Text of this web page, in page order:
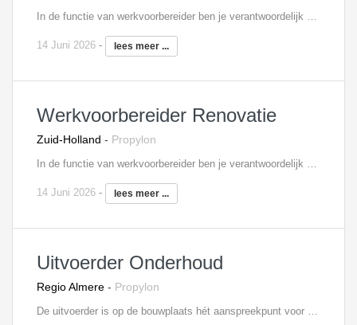
In de functie van werkvoorbereider ben je verantwoordelijk voor de voorbereiding van de aan jou toegewezen projecten. Je coördineert en controleert daarbij tekeningen van de architect, constructeur, leveranciers en onderaannemers. Daarnaast neem je deel aan bouwvergaderingen en werkbesprekingen. In je dagelijks werk, heb je nauw contact met de inkoop en uitvoering, om zo de gestelde doelen te halen. Tevens draag je zorg voor de complete voorbereiding van het project en bewaak je de kosten.
14 Juni 2026 - lees meer ...
Werkvoorbereider Renovatie
Zuid-Holland - Propylon
14 Juni 2026 - lees meer ...
Uitvoerder Onderhoud
Regio Almere - Propylon